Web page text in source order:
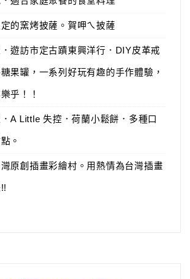
的窯烤披薩。賀呷ㄟ披薩
遊訪市定古蹟東興洋行．DIY皮革戒
果罐，一系列好玩有趣的手作體驗，
乎！！
A Little 失控．荷蘭小鬆餅．多種口
。
原創插畫彩繪村。用熱情為台灣插畫